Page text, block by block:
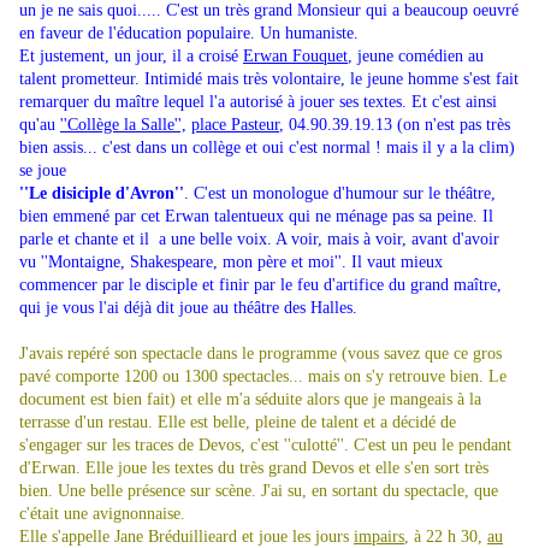
un je ne sais quoi..... C'est un très grand Monsieur qui a beaucoup oeuvré
en faveur de l'éducation populaire. Un humaniste.
Et justement, un jour, il a croisé Erwan Fouquet, jeune comédien au
talent prometteur. Intimidé mais très volontaire, le jeune homme s'est fait
remarquer du maître lequel l'a autorisé à jouer ses textes. Et c'est ainsi
qu'au ''Collège la Salle'', place Pasteur, 04.90.39.19.13 (on n'est pas très
bien assis... c'est dans un collège et oui c'est normal ! mais il y a la clim)
se joue
''Le disiciple d'Avron''. C'est un monologue d'humour sur le théâtre,
bien emmené par cet Erwan talentueux qui ne ménage pas sa peine. Il
parle et chante et il a une belle voix. A voir, mais à voir, avant d'avoir
vu ''Montaigne, Shakespeare, mon père et moi''. Il vaut mieux
commencer par le disciple et finir par le feu d'artifice du grand maître,
qui je vous l'ai déjà dit joue au théâtre des Halles.
J'avais repéré son spectacle dans le programme (vous savez que ce gros
pavé comporte 1200 ou 1300 spectacles... mais on s'y retrouve bien. Le
document est bien fait) et elle m'a séduite alors que je mangeais à la
terrasse d'un restau. Elle est belle, pleine de talent et a décidé de
s'engager sur les traces de Devos, c'est ''culotté''. C'est un peu le pendant
d'Erwan. Elle joue les textes du très grand Devos et elle s'en sort très
bien. Une belle présence sur scène. J'ai su, en sortant du spectacle, que
c'était une avignonnaise.
Elle s'appelle Jane Bréduillieard et joue les jours impairs, à 22 h 30, au